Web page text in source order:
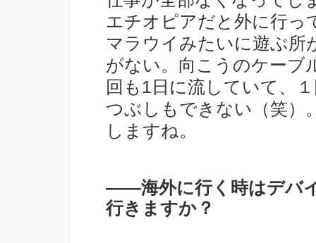
エチオピアだと外に行っ
マラウイみたいに遊ぶ所
がない。向こうのケーブ
回も1日に流していて、
つぶしもできない（笑）
しますね。
――海外に行く時はデバ
行きますか？